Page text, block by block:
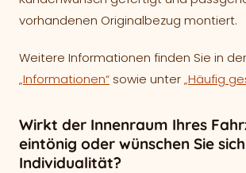
vorhandenen Originalbezug montiert.
Weitere Informationen finden Sie in
„Informationen“ sowie unter„Häufig
Wirkt der Innenraum Ihres
eintönig oder wünschen Sie
Individualität?